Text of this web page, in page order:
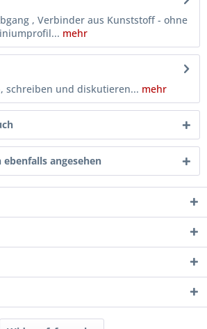
, Verbinder aus Kunststoff - ohne
mehr
schreiben und diskutieren... mehr
angesehen